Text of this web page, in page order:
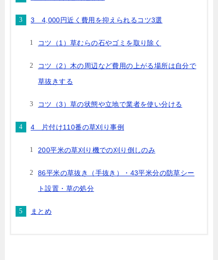
3 4,000円近く費用を抑えられるコツ3選
コツ（1）草むらの石やゴミを取り除く
コツ（2）木の周辺など費用の上がる場所は自分で
草抜きする
コツ（3）草の状態や立地で業者を使い分ける
4 片付け110番の草刈り事例
200平米の草刈り機での刈り倒しのみ
86平米の草抜き（手抜き）・43平米分の防草シー
ト設置・草の処分
まとめ